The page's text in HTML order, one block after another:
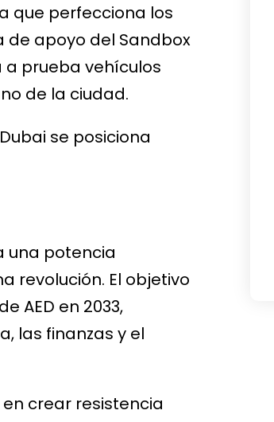
que perfecciona los
apoyo del Sandbox
prueba vehículos
de la ciudad.
se posiciona
una potencia
revolución. El objetivo
AED en 2033,
las finanzas y el
crear resistencia